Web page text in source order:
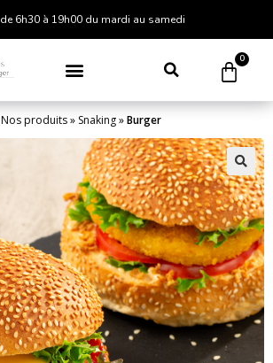
6h30 à 19h00 du mardi au samedi
0
Nos produits» Snaking»Burger